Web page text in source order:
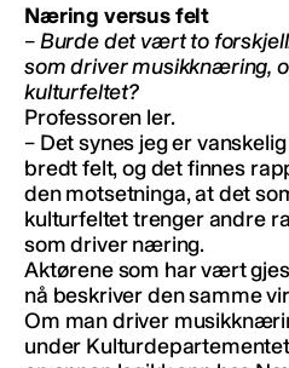
Næring versus felt
– Burde det vært to
som driver musikknæring,
kulturfeltet?
Professoren ler.
– Det synes jeg er
bredt felt, og det finnes
den motsetninga, at det
kulturfeltet trenger andre
som driver næring.
Aktørene som har vært
nå beskriver den samme
Om man driver
under